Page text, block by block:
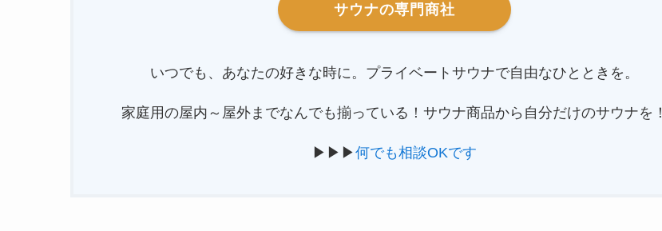
サウナの専門商社
いつでも、あなたの好きな時に。プライベートサウナで自由なひとときを。
家庭用の屋内～屋外までなんでも揃っている！サウナ商品から自分だけのサウナを！
▶▶▶何でも相談OKです